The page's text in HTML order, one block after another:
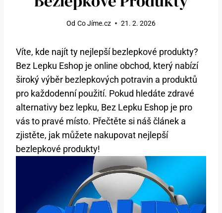
Od Co Jíme.cz 21. 2. 2026
Víte, kde najít ty nejlepší bezlepkové produkty?
Bez Lepku Eshop je online obchod, který nabízí
široký výběr bezlepkových potravin a produktů
pro každodenní použití. Pokud hledáte zdravé
alternativy bez lepku, Bez Lepku Eshop je pro
vás to pravé místo. Přečtěte si náš článek a
zjistěte, jak můžete nakupovat nejlepší
bezlepkové produkty!